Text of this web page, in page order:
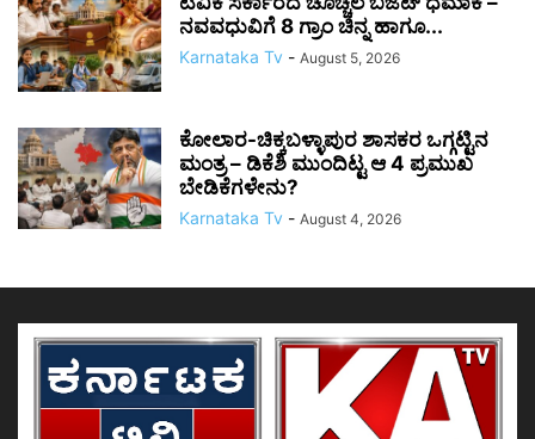
ನವವಧುವಿಗೆ 8 ಗ್ರಾಂ ಚಿನ್ನ ಹಾಗೂ...
Karnataka Tv - August 5, 2026
ಕೋಲಾರ-ಚಿಕ್ಕಬಳ್ಳಾಪುರ ಶಾಸಕರ ಒಗ್ಗಟ್ಟಿನ
ಮಂತ್ರ – ಡಿಕೆಶಿ ಮುಂದಿಟ್ಟ ಆ 4 ಪ್ರಮುಖ
ಬೇಡಿಕೆಗಳೇನು?
Karnataka Tv - August 4, 2026